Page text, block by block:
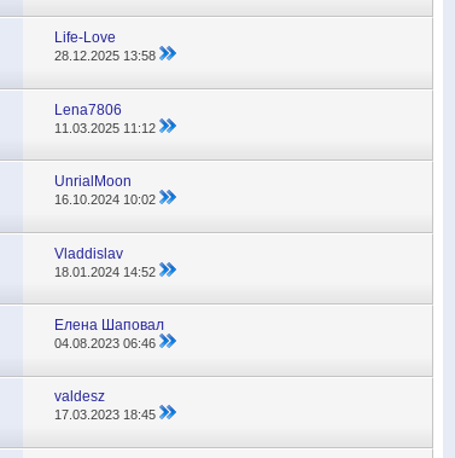
Life-Love
28.12.2025 13:58
Lena7806
11.03.2025 11:12
UnrialMoon
16.10.2024 10:02
Vladdislav
18.01.2024 14:52
Елена Шаповал
04.08.202306:46
valdesz
17.03.202318:45